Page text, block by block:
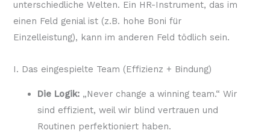
unterschiedliche Welten. Ein HR-Instrument, das im
einen Feld genial ist (z.B. hohe Boni für
Einzelleistung), kann im anderen Feld tödlich sein.
I. Das eingespielte Team (Effizienz + Bindung)
Die Logik:„Never change a winning team.“ Wir
sind effizient, weil wir blind vertrauen und
Routinen perfektioniert haben.